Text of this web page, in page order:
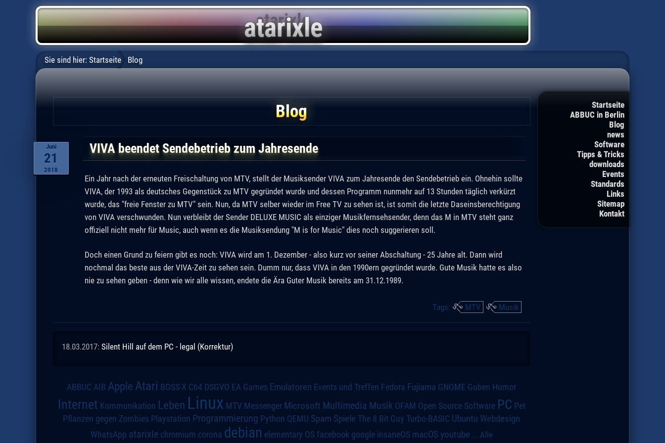
Startseite
ABBUC in Berlin
Blog
news
Software
Tipps & Tricks
downloads
Events
Standards
Links
Sitemap
Kontakt
Sie sind hier: Startseite Blog
Blog
Juni
21
2018
VIVA beendet Sendebetrieb zum Jahresende
Ein Jahr nach der erneuten Freischaltung von MTV, stellt der Musiksender VIVA zum Jahresende den Sendebetrieb ein. Ohnehin sollte
VIVA, der 1993 als deutsches Gegenstück zu MTV gegründet wurde und dessen Programm nunmehr auf 13 Stunden täglich verkürzt
wurde, das "freie Fenster zu MTV" sein. Nun, da MTV selber wieder im Free TV zu sehen ist, ist somit die letzte Daseinsberechtigung
von VIVA verschwunden. Nun verbleibt der Sender DELUXE MUSIC als einziger Musikfernsehsender, denn das M in MTV steht ganz
offiziell nicht mehr für Music, auch wenn es die Musiksendung "M is for Music" dies noch suggerieren soll.
Doch einen Grund zu feiern gibt es noch: VIVA wird am 1. Dezember - also kurz vor seiner Abschaltung - 25 Jahre alt. Dann wird
nochmal das beste aus der VIVA-Zeit zu sehen sein. Dumm nur, dass VIVA in den 1990ern gegründet wurde. Gute Musik hatte es also
nie zu sehen geben - denn wie wir alle wissen, endete die Ära Guter Musik bereits am 31.12.1989.
Tags: MTV Musik
18.03.2017: Silent Hill auf dem PC - legal (Korrektur)
ABBUC AIB AppleAtari BOSS-X C64 DSGVO EA Games Emulatoren Events und Treffen Fedora Fujiama GNOME Guben Humor
Internet Kommunikation Leben Linux MTV Messenger Microsoft Multimedia Musik OFAM Open Source Software PC Pet
Pflanzen gegen Zombies Playstation Programmierung Python QEMU Spam Spiele The 8 Bit Guy Turbo-BASIC Ubuntu Webdesign
WhatsApp atarixle chromium corona debian elementary OS facebook google insaneOS macOS youtube ... Alle